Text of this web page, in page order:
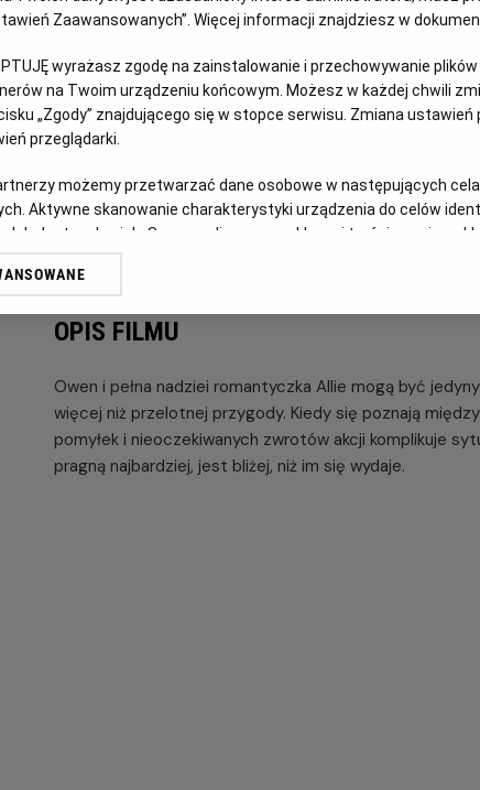
GODZINY SEANSÓW
JUTRO,
8
SIERPNIA
2026
21:00
2D, napisy
POKAŻ
OPIS FILMU
Owen i pełna nadziei romantyczka Allie mogą być
więcej niż przelotnej przygody. Kiedy się poznają
pomyłek i nieoczekiwanych zwrotów akcji komplikuje
pragną najbardziej, jest bliżej, niż im się wydaje.
Zaawansowanych”. Więcej informacji znajdziesz w
wyrażasz zgodę na zainstalowanie i przechowywanie
na Twoim urządzeniu końcowym. Możesz w każdej chwili
„Zgody” znajdującego się w stopce serwisu. Zmiana
przeglądarki.
możemy przetwarzać dane osobowe w następujących
Aktywne skanowanie charakterystyki urządzenia do celów
lub dostęp do nich. Spersonalizowane reklamy i treści, pomiar